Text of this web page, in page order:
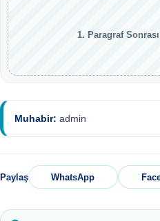
1. Paragraf
Muhabir: admin
Paylaş WhatsApp